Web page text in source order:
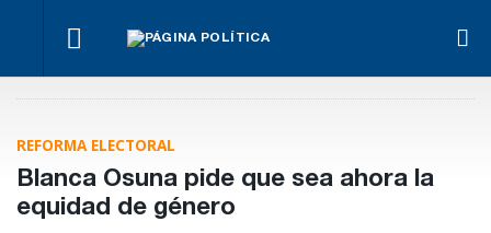
marcha
Benegas
conflicto
de
intereses
ante la
Tierras.
La Justicia
de Teknofood
REFORMA ELECTORAL
Blanca Osuna pide que sea ahora la
equidad de género